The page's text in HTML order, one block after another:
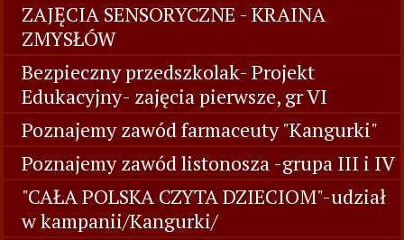
ZAJĘCIA SENSORYCZNE - KRAINA
ZMYSŁÓW
Bezpieczny przedszkolak- Projekt
Edukacyjny- zajęcia pierwsze, gr VI
Poznajemy zawód farmaceuty "Kangurki"
Poznajemy zawód listonosza -grupa III i IV
"CAŁA POLSKA CZYTA DZIECIOM"-udział
w kampanii/Kangurki/